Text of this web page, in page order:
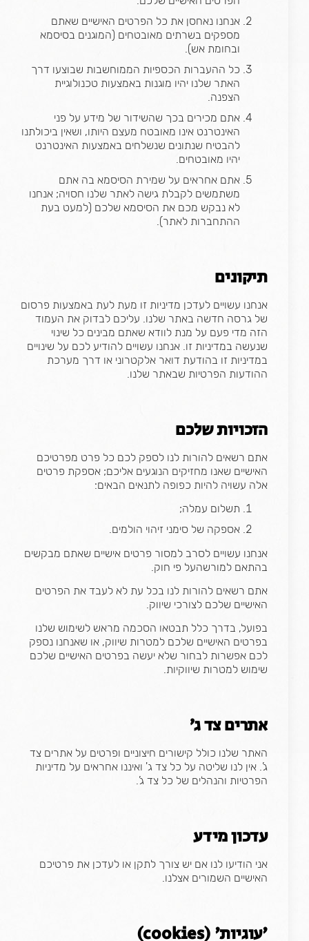
אנחנו נאחסן את כל הפרטים האישיים שאתם
מספקים בשרתים מאובטחים (המוגנים בסיסמא
ובחומת אש).
כל ההעברות הכספיות הממוחשבות שבוצעו דרך
האתר שלנו יהיו מוגנות באמצעות טכנולוגיית
הצפנה.
אתם מכירים בכך שהשידור של מידע על פני
האינטרנט אינו מאובטח מעצם היותו, ושאין ביכולתנו
להבטיח שנתונים שנשלחים באמצעות האינטרנט
יהיו מאובטחים.
אתם אחראים על שמירת הסיסמא בה אתם
משתמשים לקבלת גישה לאתר שלנו חסויה; אנחנו
לא נבקש מכם את הסיסמא שלכם (למעט בעת
ההתחברות לאתר).
תיקונים
אנחנו עשויים לעדכן מדיניות זו מעת לעת באמצעות פרסום
של גרסה חדשה באתר שלנו. עליכם לבדוק את העמוד
הזה מדי פעם על מנת לוודא שאתם מבינים כל שינוי
שנעשה במדיניות זו. אנחנו עשויים להודיע לכם על שינויים
במדיניות זו בהודעת דואר אלקטרוני או דרך מערכת
ההודעות הפרטיות שבאתר שלנו.
הזכויות שלכם
אתם רשאים להורות לנו לספק לכם כל פרט מפרטיכם
האישיים שאנו מחזיקים הנוגעים אליכם; אספקת פרטים
אלה עשויה להיות כפופה לתנאים הבאים:
תשלום עמלה;
אספקה של סימני זיהוי הולמים.
אנחנו עשויים לסרב למסור פרטים אישיים שאתם מבקשים
בהתאם למורשהעל פי חוק.
אתם רשאים להורות לנו בכל עת לא לעבד את הפרטים
האישיים שלכם לצורכי שיווק.
בפועל, בדרך כלל תבטאו הסכמה מראש לשימוש שלנו
בפרטים האישיים שלכם למטרות שיווק, או שאנחנו נספק
לכם אפשרות לבחור שלא יעשה בפרטים האישיים שלכם
שימוש למטרות שיווקיות.
אתרים צד ג’
האתר שלנו כולל קישורים חיצוניים ופרטים על אתרים צד
ג’. אין לנו שליטה על כל צד ג' ואיננו אחראים על מדיניות
הפרטיות והנהלים של כל צד ג’.
עדכון מידע
אני הודיעו לנו אם יש צורך לתקן או לעדכן את פרטיכם
האישיים השמורים אצלנו.
'עוגיות' (cookies)